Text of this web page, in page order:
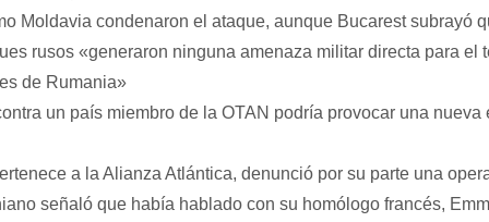
Moldavia condenaron el ataque, aunque Bucarest subrayó
rusos «generaron ninguna amenaza militar directa para el
de Rumania»
un país miembro de la OTAN podría provocar una nueva
a la Alianza Atlántica, denunció por su parte una
señaló que había hablado con su homólogo francés,